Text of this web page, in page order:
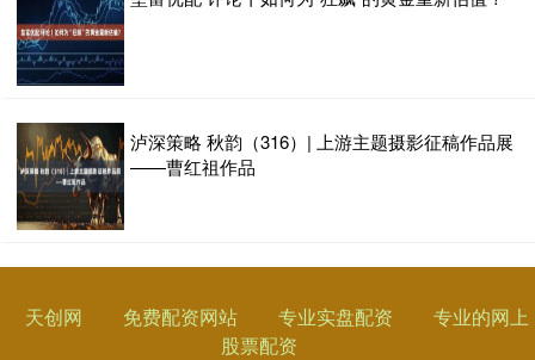
泸深策略 秋韵（316）| 上游主题摄影征稿作品展
——曹红祖作品
天创网 免费配资网站 专业实盘配资
专业的网上
股票配资